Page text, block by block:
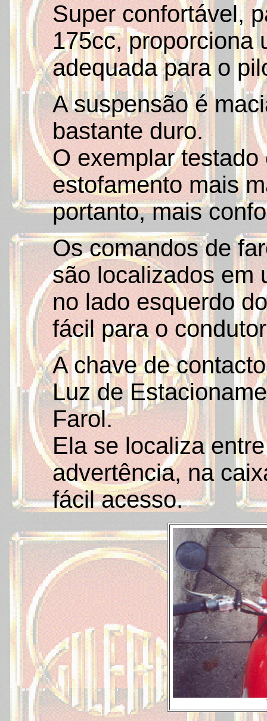
Super confortável,
175cc, proporciona
adequada para o
A suspensão é
bastante duro.
O exemplar
estofamento mais
portanto, mais
Os comandos de
são localizados em
no lado esquerdo
fácil para o
A chave de
Luz de
Farol.
Ela se localiza
advertência, na
fácil acesso.